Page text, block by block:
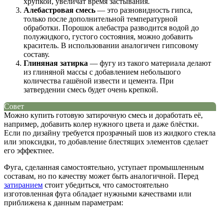
Алебастровая смесь — это разновидность гипса,
только после дополнительной температурной
обработки. Порошок алебастра разводится водой до
полужидкого, густого состояния, можно добавить
краситель. В использовании аналогичен гипсовому
составу.
Глиняная затирка — фугу из такого материала делают
из глиняной массы с добавлением небольшого
количества гашёной извести и цемента. При
затвердении смесь будет очень крепкой.
Совет
Можно купить готовую затирочную смесь и доработать её,
например, добавить колер нужного цвета и даже блёстки.
Если по дизайну требуется прозрачный шов из жидкого стекла
или эпоксидки, то добавление блестящих элементов сделает
его эффектнее.
Фуга, сделанная самостоятельно, уступает промышленным
составам, но по качеству может быть аналогичной. Перед
затиранием стоит убедиться, что самостоятельно
изготовленная фуга обладает нужными качествами или
приближена к данным параметрам: